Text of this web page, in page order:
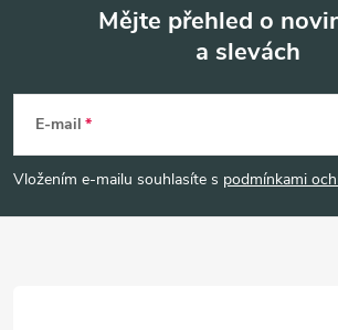
p
a
Mějte přehled o
a slevách
E-mail
Vložením e-mailu souhlasíte s podmínkami